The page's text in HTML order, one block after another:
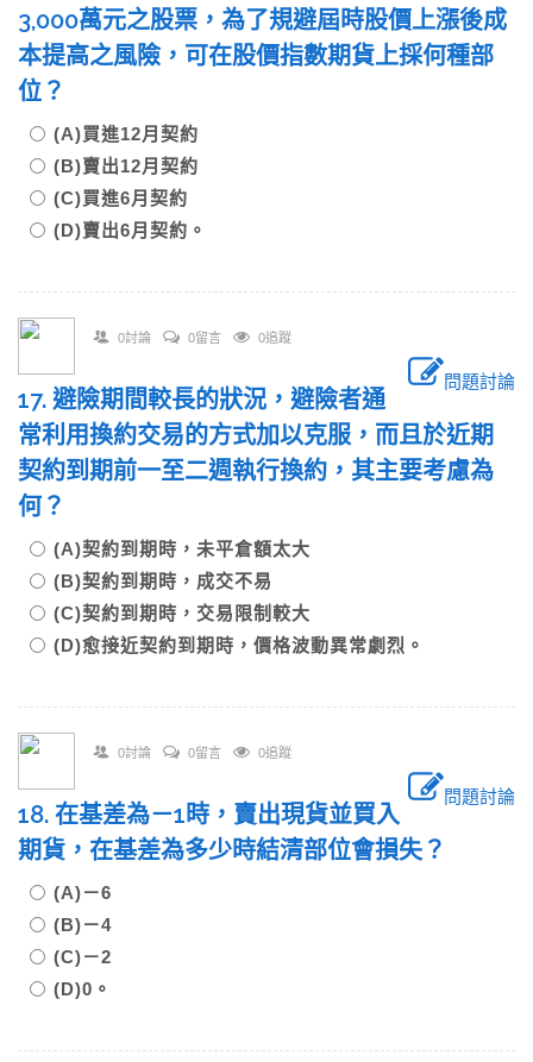
3,000萬元之股票，為了規避屆時股價上漲後成
本提高之風險，可在股價指數期貨上採何種部
位？
(A)買進12月契約
(B)賣出12月契約
(C)買進6月契約
(D)賣出6月契約。
0討論 0留言 0追蹤
問題討論
17. 避險期間較長的狀況，避險者通
常利用換約交易的方式加以克服，而且於近期
契約到期前一至二週執行換約，其主要考慮為
何？
(A)契約到期時，未平倉額太大
(B)契約到期時，成交不易
(C)契約到期時，交易限制較大
(D)愈接近契約到期時，價格波動異常劇烈。
0討論 0留言 0追蹤
問題討論
18. 在基差為－1時，賣出現貨並買入
期貨，在基差為多少時結清部位會損失？
(A)－6
(B)－4
(C)－2
(D)0。